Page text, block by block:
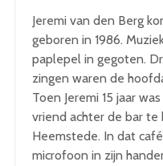
Jeremi van den Berg
geboren in 1986.
paplepel in gegoten.
zingen waren de
Toen Jeremi 15 jaar
vriend achter de bar
Heemstede. In dat
microfoon in zijn